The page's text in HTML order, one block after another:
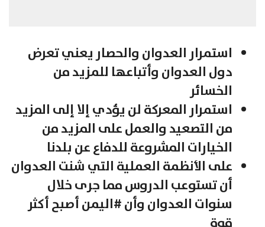
استمرار العدوان والحصار يعني تعرض
دول العدوان وأتباعها للمزيد من
الخسائر
استمرار المعركة لن يؤدي إلا إلى المزيد
من التصعيد والعمل على المزيد من
الخيارات المشروعة للدفاع عن بلدنا
على الأنظمة العملية التي شنت العدوان
أن تستوعب الدروس مما جرى خلال
سنوات العدوان وأن #اليمن أصبح أكثر